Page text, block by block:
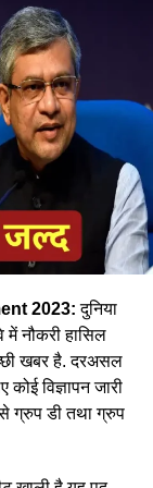
माथे पर लाल
लोकों पायलेट
पहुंचाने की
2023:दुनिया
नौकरी हासिल
खबर है. दरअसल
विज्ञापन जारी
ग्रुप डी तथा ग्रुप